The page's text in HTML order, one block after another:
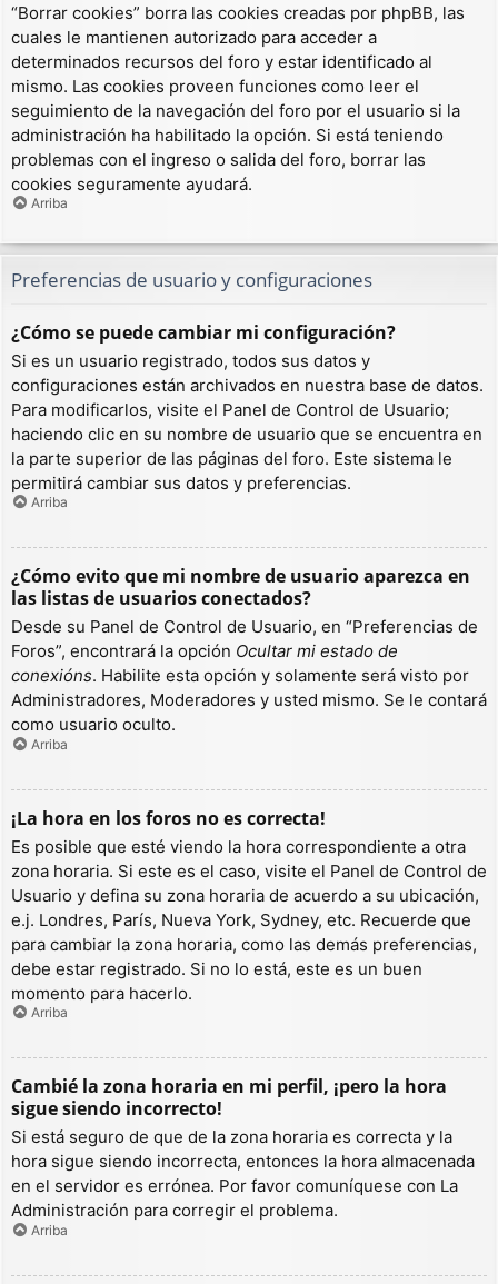
“Borrar cookies” borra las cookies creadas por phpBB, las
cuales le mantienen autorizado para acceder a
determinados recursos del foro y estar identificado al
mismo. Las cookies proveen funciones como leer el
seguimiento de la navegación del foro por el usuario si la
administración ha habilitado la opción. Si está teniendo
problemas con el ingreso o salida del foro, borrar las
cookies seguramente ayudará.
Arriba
Preferencias de usuario y configuraciones
¿Cómo se puede cambiar mi configuración?
Si es un usuario registrado, todos sus datos y
configuraciones están archivados en nuestra base de datos.
Para modificarlos, visite el Panel de Control de Usuario;
haciendo clic en su nombre de usuario que se encuentra en
la parte superior de las páginas del foro. Este sistema le
permitirá cambiar sus datos y preferencias.
Arriba
¿Cómo evito que mi nombre de usuario aparezca en
las listas de usuarios conectados?
Desde su Panel de Control de Usuario, en “Preferencias de
Foros”, encontrará la opción Ocultar mi estado de
conexións. Habilite esta opción y solamente será visto por
Administradores, Moderadores y usted mismo. Se le contará
como usuario oculto.
Arriba
¡La hora en los foros no es correcta!
Es posible que esté viendo la hora correspondiente a otra
zona horaria. Si este es el caso, visite el Panel de Control de
Usuario y defina su zona horaria de acuerdo a su ubicación,
e.j. Londres, París, Nueva York, Sydney, etc. Recuerde que
para cambiar la zona horaria, como las demás preferencias,
debe estar registrado. Si no lo está, este es un buen
momento para hacerlo.
Arriba
Cambié la zona horaria en mi perfil, ¡pero la hora
sigue siendo incorrecto!
Si está seguro de que de la zona horaria es correcta y la
hora sigue siendo incorrecta, entonces la hora almacenada
en el servidor es errónea. Por favor comuníquese con La
Administración para corregir el problema.
Arriba